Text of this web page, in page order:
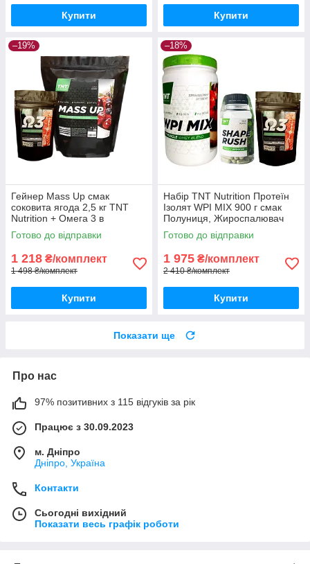
Купити Купити
–19%
Гейнер Mass Up смак
соковита ягода 2,5 кг TNT
Nutrition + Омега 3 в
подарунок
Готово до відправки
1 218 ₴/комплект
1 498 ₴/комплект
Купити
–18%
Набір TNT Nutrition Протеїн
Ізолят WPI MIX 900 г смак
Полуниця, Жироспалювач
Shape Rush, Риб'ячий Жир
Omega-3Корисний
протеїновий
Готово до відправки
1 975 ₴/комплект
2 410 ₴/комплект
Купити
Показати ще
Про нас
97% позитивних з 115 відгуків за рік
Працює з 30.09.2023
м. Дніпро
Дніпро, Україна
Контакти
Сьогодні вихідний
Показати весь графік роботи